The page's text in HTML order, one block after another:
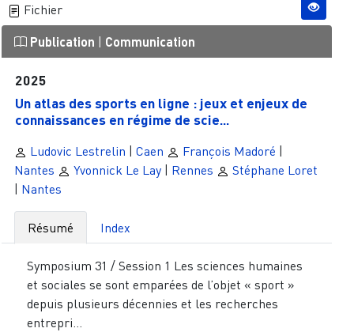
Fichier
Publication | Communication
2025
Un atlas des sports en ligne : jeux et enjeux de
connaissances en régime de scie...
Ludovic Lestrelin Caen François Madoré
Nantes
Yvonnick Le Lay| Rennes
Stéphane Loret
Nantes
Résumé Index
Symposium 31 / Session 1 Les sciences humaines
et sociales se sont emparées de l’objet « sport »
depuis plusieurs décennies et les recherches
entrepri...